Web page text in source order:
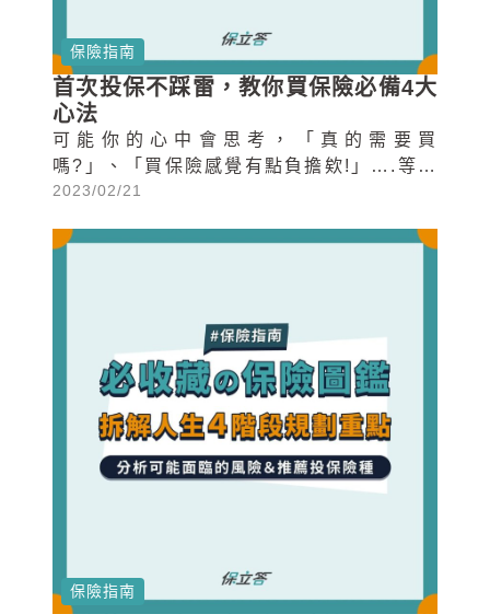
保險指南
首次投保不踩雷，教你買保險必備4大
心法
可能你的心中會思考，「真的需要買
嗎?」、「買保險感覺有點負擔欸!」….等心
中跑出一些聲音，但最主要還是害怕自己，
保，在這裡我們帶你用正確的心態面對人生
2023/02/21
保險指南